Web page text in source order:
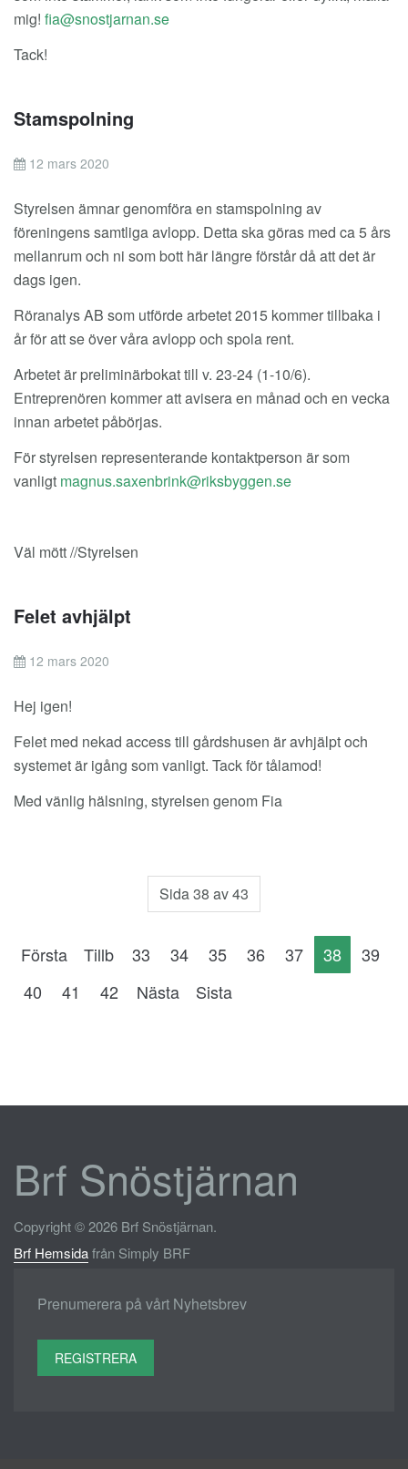
mig!
Tack!
Stamspolning
12 mars 2020
Styrelsen ämnar genomföra en stamspolning av
föreningens samtliga avlopp. Detta ska göras med ca 5 års
mellanrum och ni som bott här längre förstår då att det är
dags igen.
Röranalys AB som utförde arbetet 2015 kommer tillbaka i
år för att se över våra avlopp och spola rent.
Arbetet är preliminärbokat till v. 23-24 (1-10/6).
Entreprenören kommer att avisera en månad och en vecka
innan arbetet påbörjas.
För styrelsen representerande kontaktperson är som
vanligt
Väl mött //Styrelsen
Felet avhjälpt
12 mars 2020
Hej igen!
Felet med nekad access till gårdshusen är avhjälpt och
systemet är igång som vanligt. Tack för tålamod!
Med vänlig hälsning, styrelsen genom Fia
Sida 38 av 43
Första Tillb 33 34 35 36 37 38
39
40
41 42 Nästa Sista
Brf Snöstjärnan
Copyright © 2026 Brf Snöstjärnan.
Brf Hemsidafrån Simply BRF
Prenumerera på vårt Nyhetsbrev
REGISTRERA